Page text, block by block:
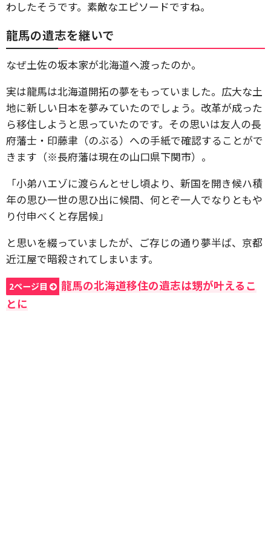
わしたそうです。素敵なエピソードですね。
龍馬の遺志を継いで
なぜ土佐の坂本家が北海道へ渡ったのか。
実は龍馬は北海道開拓の夢をもっていました。広大な土
地に新しい日本を夢みていたのでしょう。改革が成った
ら移住しようと思っていたのです。その思いは友人の長
府藩士・印藤聿（のぶる）への手紙で確認することがで
きます（※長府藩は現在の山口県下関市）。
「小弟ハエゾに渡らんとせし頃より、新国を開き候ハ積
年の思ひ一世の思ひ出に候間、何とぞ一人でなりともや
り付申べくと存居候」
と思いを綴っていましたが、ご存じの通り夢半ば、京都
近江屋で暗殺されてしまいます。
2ページ目
龍馬の北海道移住の遺志は甥が叶えるこ
とに